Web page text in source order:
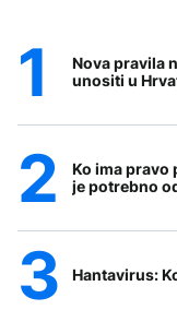
Nova pravila
unositi u
Ko ima pravo
je potrebno
Hantavirus: